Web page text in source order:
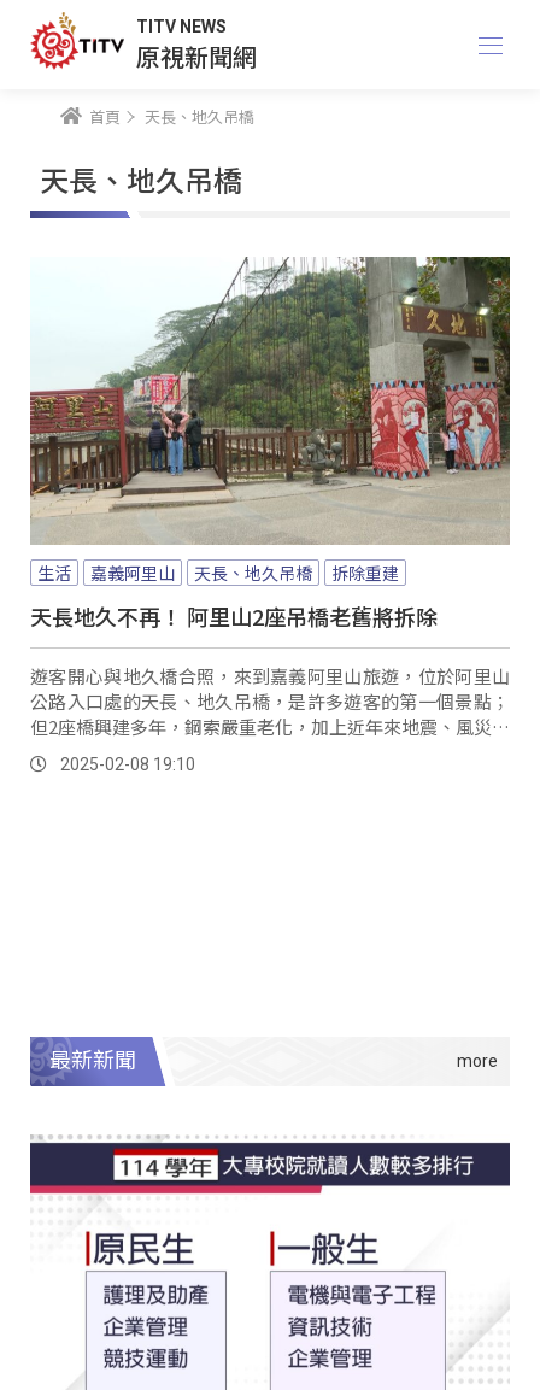
TITV NEWS
原視新聞網
首頁 天長、地久吊橋
天長、地久吊橋
生活 嘉義阿里山 天長、地久吊橋 拆除重建
天長地久不再！ 阿里山2座吊橋老舊將拆除
遊客開心與地久橋合照，來到嘉義阿里山旅遊，位於阿里山
公路入口處的天長、地久吊橋，是許多遊客的第一個景點；
但2座橋興建多年，鋼索嚴重老化，加上近年來地震、風災影
響，目前兩橋都已封閉，計畫拆除重建。
2025-02-08 19:10
最新新聞